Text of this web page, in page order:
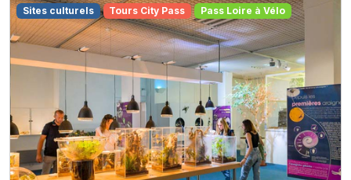
Sites culturels Tours City Pass Pass Loire à Vélo